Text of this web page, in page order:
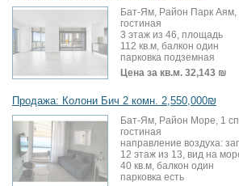
Бат-Ям, Район Парк Аям,
гостиная
3 этаж из 46, площадь
112 кв.м, балкон один
парковка подземная
Цена за кв.м. 32,143 ₪
Продажа: Колони Бич 2 комн. 2,550,000₪
Бат-Ям, Район Море, 1
гостиная
направление воздуха:
12 этаж из 13, вид на
40 кв.м, балкон один
парковка есть